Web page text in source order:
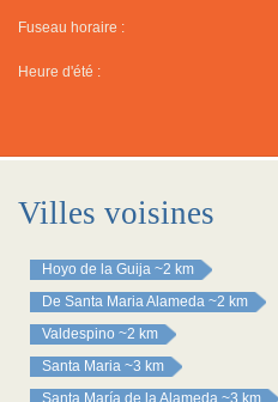
Fuseau horaire :
Heure d'été :
Villes voisines
Hoyo de la Guija ~2 km
De Santa Maria Alameda ~2 km
Valdespino ~2 km
Santa Maria ~3 km
Santa María de la Alameda ~3 km